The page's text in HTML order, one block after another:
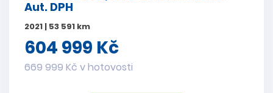
Aut. DPH
2021 | 53 591 km
604 999 Kč
669 999 Kč v hotovosti